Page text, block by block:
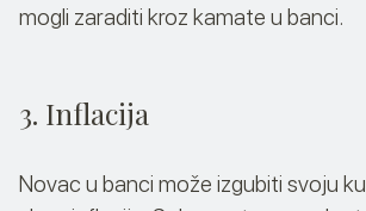
mogli zaraditi kroz kamate u banci.
3. Inflacija
Novac u banci može izgubiti svoju